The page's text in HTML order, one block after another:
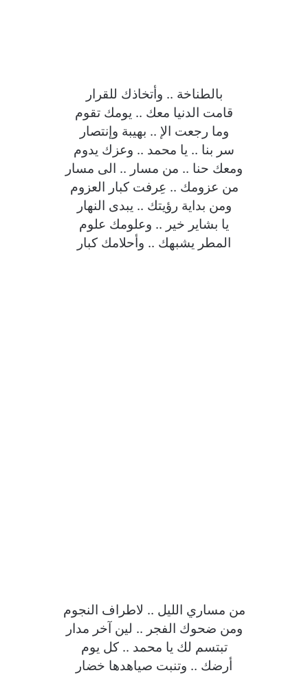
بالطناخة .. وأتخاذك للقرار
قامت الدنيا معك .. يومك تقوم
وما رجعت الإ .. بهيبة وإنتصار
سر بنا .. يا محمد .. وعزك يدوم
ومعك حنا .. من مسار .. الى مسار
من عزومك .. عِرفت كبار العزوم
ومن بداية رؤيتك .. يبدى النهار
يا بشاير خير .. وعلومك علوم
المطر يشبهك .. وأحلامك كبار
من مساري الليل .. لاطراف النجوم
ومن ضحوك الفجر .. لين آخر مدار
تبتسم لك يا محمد .. كل يوم
أرضك .. وتنبت صياهدها خضار